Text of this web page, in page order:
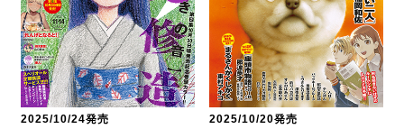
2025/10/24発売 2025/10/20発売